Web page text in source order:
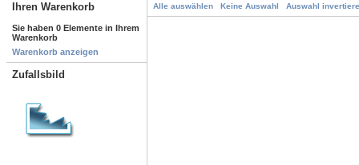
Ihren Warenkorb
Sie haben 0 Elemente in Ihrem
Warenkorb
Warenkorb anzeigen
Zufallsbild
Alle auswählen
Keine Auswahl Auswahl